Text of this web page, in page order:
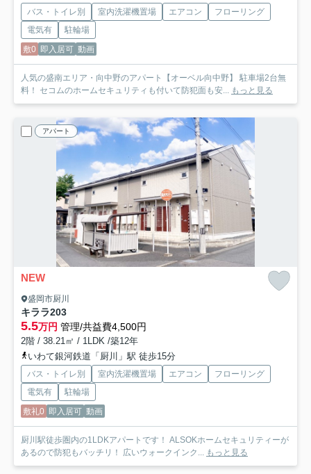
バス・トイレ別 室内洗濯機置場 エアコン
フローリング
電気有
駐輪場
敷0 即入居可 動画
人気の盛南エリア・向中野のアパート【オーベル向中野】 駐車場2台無
料！ セコムのホームセキュリティも付いて防犯面も安...
もっと見る
アパート
NEW
盛岡市厨川
キララ203
5.5万円 管理/共益費4,500円
2階 / 38.21㎡ / 1LDK /築12年
いわて銀河鉄道「厨川」駅 徒歩15分
バス・トイレ別 室内洗濯機置場 エアコン
フローリング
電気有
駐輪場
敷礼0 即入居可 動画
厨川駅徒歩圏内の1LDKアパートです！ ALSOKホームセキュリティーが
あるので防犯もバッチリ！ 広いウォークインク...
もっと見る